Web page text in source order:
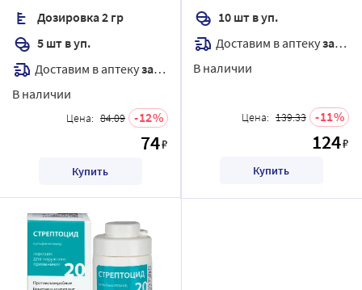
Дозировка 2 гр
5 шт в уп.
Доставим в аптекузавтра
В наличии
Цена: 84.09 12
74₽
Купить
10 шт в уп.
Доставим в аптекузавтра
В наличии
Цена: 139.33 11
124₽
Купить